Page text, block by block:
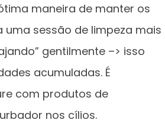
maneira de manter os
sessão de limpeza mais
gentilmente –> isso
acumuladas. É
com produtos de
nos cílios.